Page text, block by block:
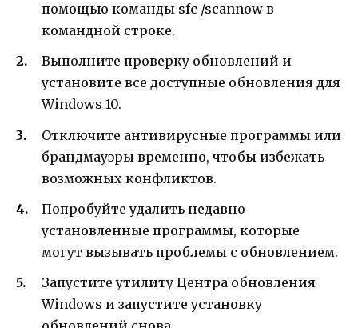
помощью команды sfc /scannow в
командной строке.
Выполните проверку обновлений и
установите все доступные обновления для
Windows 10.
Отключите антивирусные программы или
брандмауэры временно, чтобы избежать
возможных конфликтов.
Попробуйте удалить недавно
установленные программы, которые
могут вызывать проблемы с обновлением.
Запустите утилиту Центра обновления
Windows и запустите установку